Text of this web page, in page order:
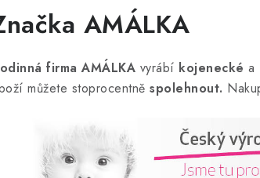
AMÁLKA
firma AMÁLKA vyrábí kojenecké a
můžete stoprocentně spolehnout.